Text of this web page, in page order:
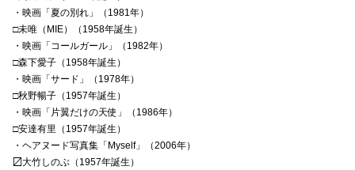
・映画「夏の別れ」（1981年）
□未唯（MIE）（1958年誕生）
・映画「コールガール」（1982年）
□森下愛子（1958年誕生）
・映画「サード」（1978年）
□秋野暢子（1957年誕生）
・映画「片翼だけの天使」（1986年）
□安達有里（1957年誕生）
・ヘアヌード写真集「Myself」（2006年）
〼大竹しのぶ（1957年誕生）